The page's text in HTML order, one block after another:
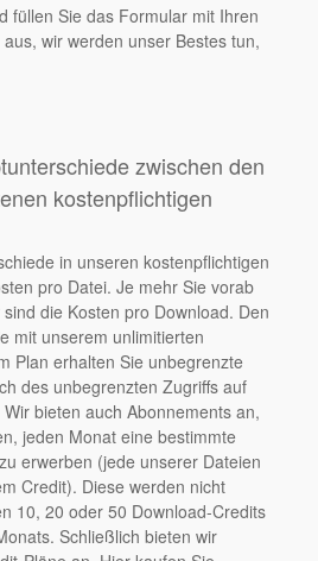
füllen Sie das Formular mit Ihren
wir werden unser Bestes tun,
zwischen den
kostenpflichtigen
in unseren kostenpflichtigen
pro Datei. Je mehr Sie vorab
die Kosten pro Download. Den
mit unserem unlimitierten
Plan erhalten Sie unbegrenzte
des unbegrenzten Zugriffs auf
bieten auch Abonnements an,
jeden Monat eine bestimmte
erwerben (jede unserer Dateien
Credit). Diese werden nicht
10, 20 oder 50 Download-Credits
Schließlich bieten wir